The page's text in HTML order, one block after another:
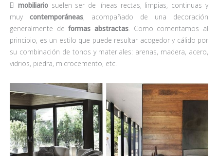
El mobiliariosuelen ser de líneas rectas, limpias, continuas y
muy contemporáneas, acompañado de una decoración
generalmente deformas abstractas. Como comentamos al
principio, es un estilo que puede resultar acogedor y cálido por
su combinación de tonos y materiales: arenas, madera, acero,
vidrios, piedra, microcemento, etc.